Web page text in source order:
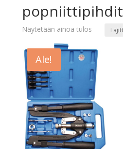
popniittipihdit
Näytetään ainoa tulos
Ale!